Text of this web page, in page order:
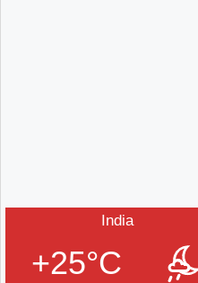
India
+25°C